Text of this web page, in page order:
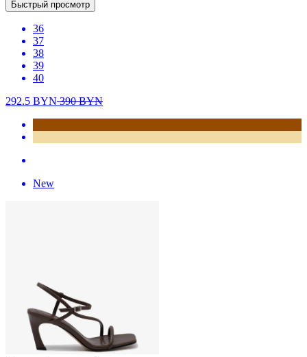
Быстрый просмотр
36
37
38
39
40
292.5 BYN390BYN
New